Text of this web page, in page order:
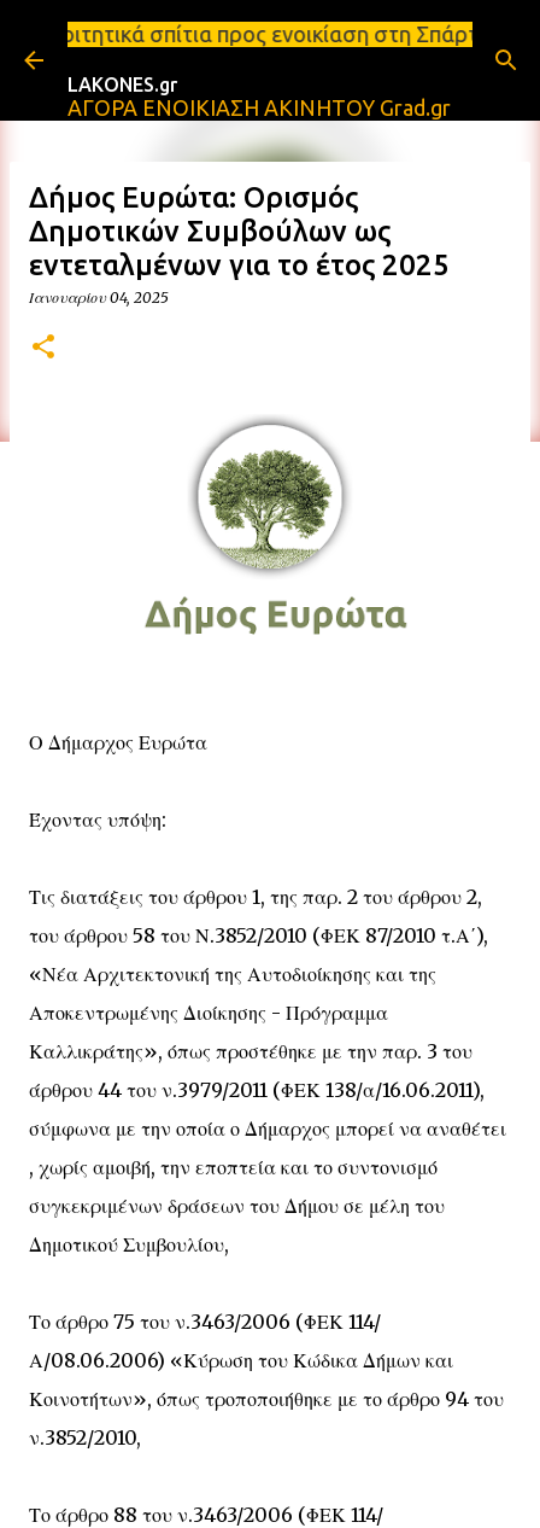
Μετάβαση στο κύριο περιεχόμενο
προς ενοικίαση στη Σπάρτη Ενοικιάσεις
LAKONES.gr
ΑΓΟΡΑ ΕΝΟΙΚΙΑΣΗ ΑΚΙΝΗΤΟΥ Grad.gr
Δήμος Ευρώτα: Ορισμός
Δημοτικών Συμβούλων ως
εντεταλμένων για το έτος 2025
Ιανουαρίου 04, 2025
Ο Δήμαρχος Ευρώτα
Έχοντας υπόψη:
Τις διατάξεις του άρθρου 1, της παρ. 2 του άρθρου 2,
του άρθρου 58 του Ν.3852/2010 (ΦΕΚ 87/2010 τ.Α΄),
«Νέα Αρχιτεκτονική της Αυτοδιοίκησης και της
Αποκεντρωμένης Διοίκησης - Πρόγραμμα
Καλλικράτης», όπως προστέθηκε με την παρ. 3 του
άρθρου 44 του ν.3979/2011 (ΦΕΚ 138/α/16.06.2011),
σύμφωνα με την οποία ο Δήμαρχος μπορεί να αναθέτει
, χωρίς αμοιβή, την εποπτεία και το συντονισμό
συγκεκριμένων δράσεων του Δήμου σε μέλη του
Δημοτικού Συμβουλίου,
Το άρθρο 75 του ν.3463/2006 (ΦΕΚ 114/
Α/08.06.2006) «Κύρωση του Κώδικα Δήμων και
Κοινοτήτων», όπως τροποποιήθηκε με το άρθρο 94 του
ν.3852/2010,
Το άρθρο 88 του ν.3463/2006 (ΦΕΚ 114/